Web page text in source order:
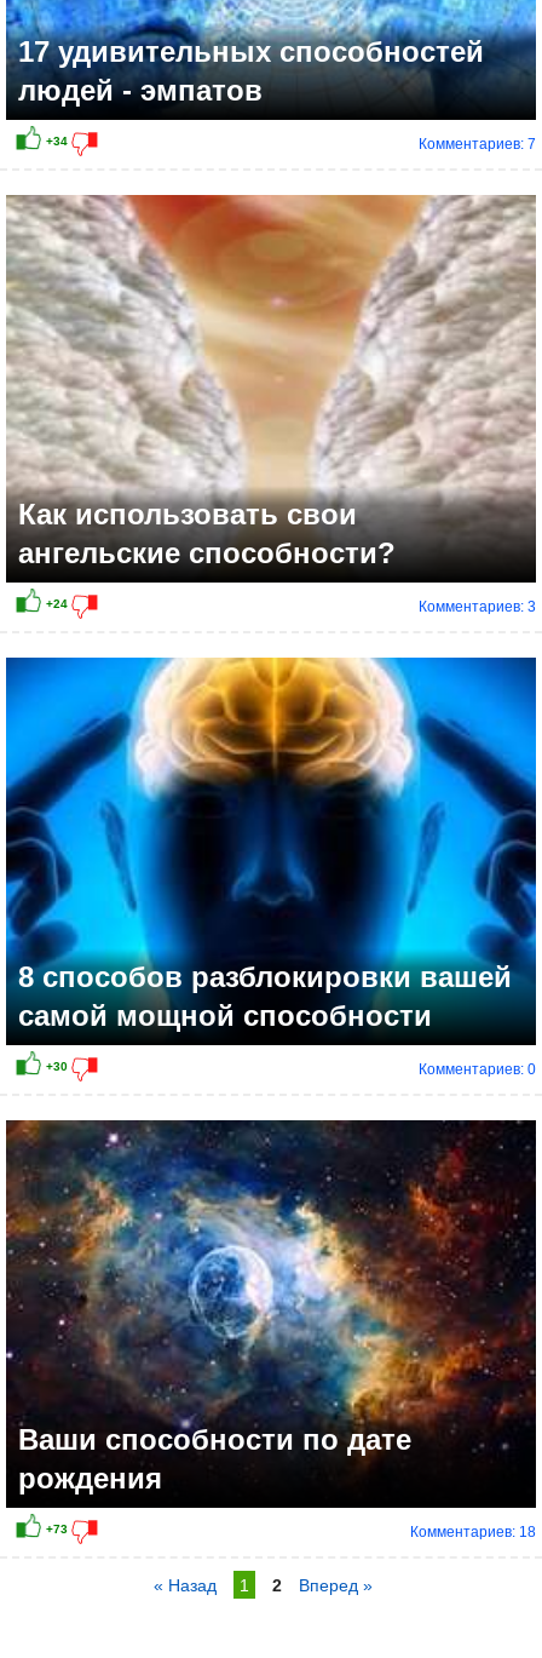
+21
17 удивительных способностей
людей - эмпатов
Комментариев: 7
Как использовать свои
ангельские способности?
Комментариев: 3
8 способов разблокировки вашей
самой мощной способности
Комментариев: 0
Ваши способности по дате
рождения
Комментариев: 18
« Назад 1 2 Вперед »